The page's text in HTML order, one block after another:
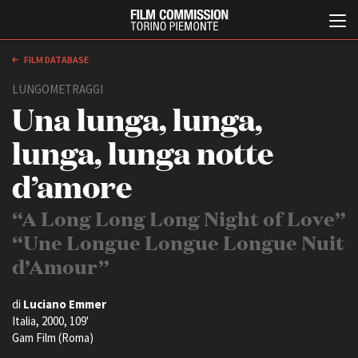
Italiano English
ABOUT
Chi siamo
Storia della Fondazione
Contatti
La sede
EVENTI, SPECIALI
FILM DATABASE
LUNGOMETRAGGI
Una lunga, lunga,
lunga, lunga notte
d’amore
“A Long Long Long Night of Love”
“Une Longue Longue Longue Nuit
d’Amour”
di Luciano Emmer
Italia, 2000, 109'
Gam Film (Roma)